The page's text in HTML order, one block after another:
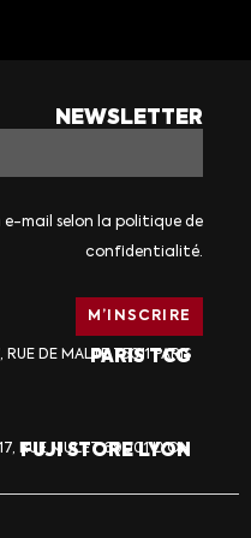
NEWSLETTER
e-mail selon la politique de
confidentialité.
PARIS TCG
RUE DE MALTE 75011 PARIS
FUJI STORE LYON
RUE MULET 69001 LYON